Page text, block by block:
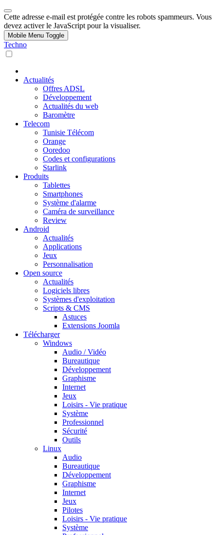
Cette adresse e-mail est protégée contre les robots spammeurs. Vous
devez activer le JavaScript pour la visualiser.
Mobile Menu Toggle
Techno
Actualités
Offres ADSL
Développement
Actualités du web
Baromètre
Telecom
Tunisie Télécom
Orange
Ooredoo
Codes et configurations
Starlink
Produits
Tablettes
Smartphones
Système d'alarme
Caméra de surveillance
Review
Android
Actualités
Applications
Jeux
Personnalisation
Open source
Actualités
Logiciels libres
Systèmes d'exploitation
Scripts & CMS
Astuces
Extensions Joomla
Télécharger
Windows
Audio / Vidéo
Bureautique
Développement
Graphisme
Internet
Jeux
Loisirs - Vie pratique
Système
Professionnel
Sécurité
Outils
Linux
Audio
Bureautique
Développement
Graphisme
Internet
Jeux
Pilotes
Loisirs - Vie pratique
Système